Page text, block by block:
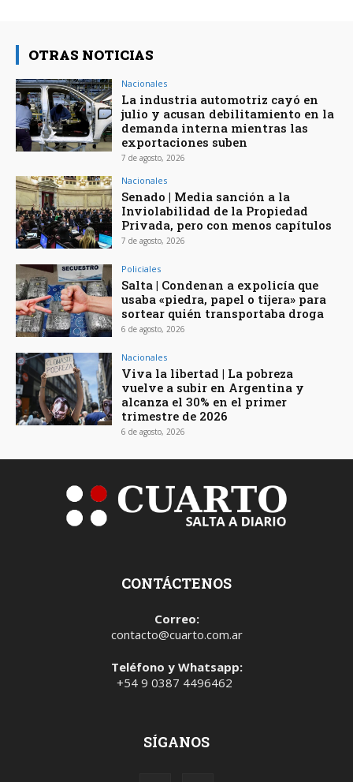
OTRAS NOTICIAS
Nacionales
La industria automotriz cayó en
julio y acusan debilitamiento en la
demanda interna mientras las
exportaciones suben
7 de agosto, 2026
Nacionales
Senado | Media sanción a la
Inviolabilidad de la Propiedad
Privada, pero con menos capítulos
7 de agosto, 2026
Policiales
Salta | Condenan a expolicía que
usaba «piedra, papel o tijera» para
sortear quién transportaba droga
6 de agosto, 2026
Nacionales
Viva la libertad | La pobreza
vuelve a subir en Argentina y
alcanza el 30% en el primer
trimestre de 2026
6 de agosto, 2026
CONTÁCTENOS
Correo:
contacto@cuarto.com.ar
Teléfono y Whatsapp:
+54 9 0387 4496462
SÍGANOS